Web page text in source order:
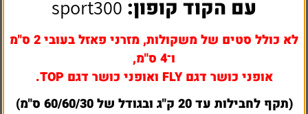
עם הקוד קופון: sport300
לא כולל סטים של משקולות, מזרני פאזל בעובי 2 ס"מ
ו־4 ס"מ,
אופני כושר דגם FLY ואופני כושר דגם TOP.
(תקף לחבילות עד 20 ק"ג ובגודל של 60/60/30 ס"מ)